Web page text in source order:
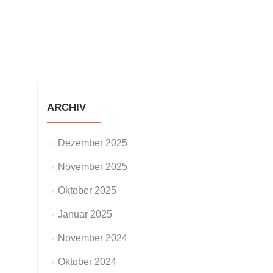
ARCHIV
Dezember 2025
November 2025
Oktober 2025
Januar 2025
November 2024
Oktober 2024